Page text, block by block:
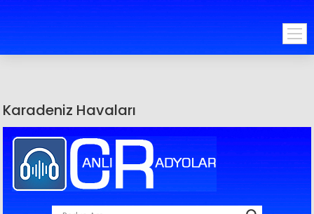
Karadeniz Havaları